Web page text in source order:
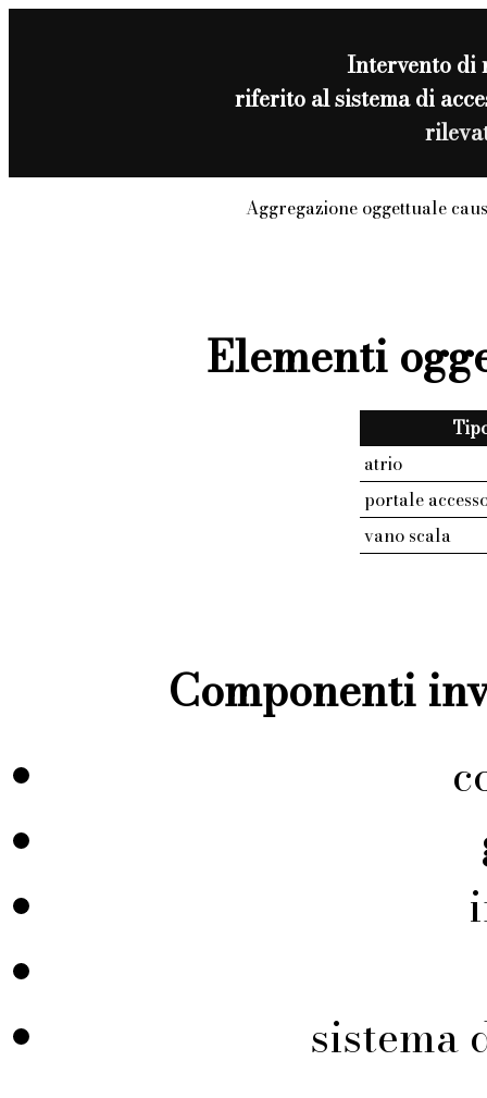
Intervento di
riferito al sistema di
Aggregazione oggettuale
Elementi
atrio
portale
vano scala
Componenti
sistema